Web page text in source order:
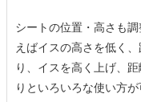
シートの位置・高さも
えばイスの高さを低く
り、イスを高く上げ、
りといろいろな使い方が